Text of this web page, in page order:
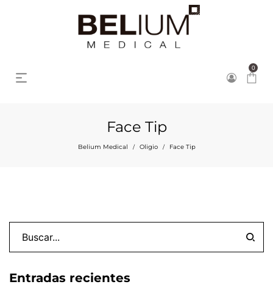
0
Face Tip
Belium Medical / Oligio / Face Tip
Entradas recientes